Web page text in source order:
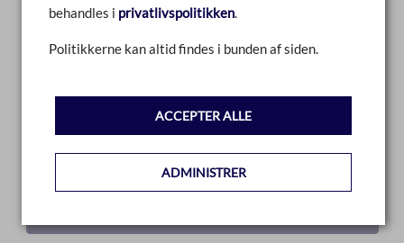
BRÆNDSTOFSLANGESÆT 12 FOD
SAMMENLIGN
behandles i privatlivspolitikken.
Politikkerne kan altid findes i bunden af siden.
ACCEPTER ALLE
ADMINISTRER